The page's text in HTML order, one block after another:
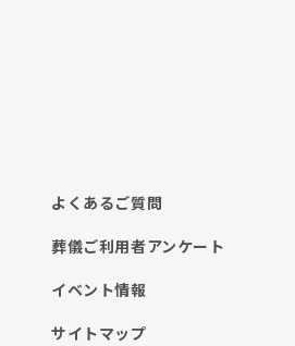
よくあるご質問
葬儀ご利用者アンケート
イベント情報
サイトマップ